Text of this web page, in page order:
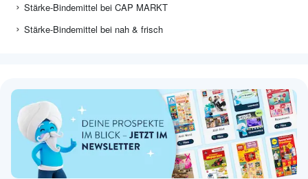
Stärke-Bindemittel bei CAP MARKT
Stärke-Bindemittel bei nah & frisch